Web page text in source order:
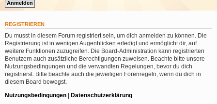
REGISTRIEREN
Du musst in diesem Forum registriert sein, um dich anmelden zu können. Die
Registrierung ist in wenigen Augenblicken erledigt und ermöglicht dir, auf
weitere Funktionen zuzugreifen. Die Board-Administration kann registrierten
Benutzern auch zusätzliche Berechtigungen zuweisen. Beachte bitte unsere
Nutzungsbedingungen und die verwandten Regelungen, bevor du dich
registrierst. Bitte beachte auch die jeweiligen Forenregeln, wenn du dich in
diesem Board bewegst.
Nutzungsbedingungen | Datenschutzerklärung